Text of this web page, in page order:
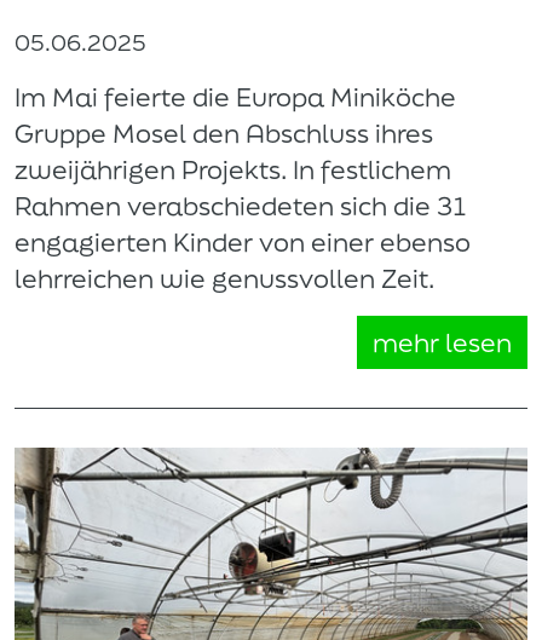
05.06.2025
Im Mai feierte die Europa Miniköche
Gruppe Mosel den Abschluss ihres
zweijährigen Projekts. In festlichem
Rahmen verabschiedeten sich die 31
engagierten Kinder von einer ebenso
lehrreichen wie genussvollen Zeit.
mehr lesen